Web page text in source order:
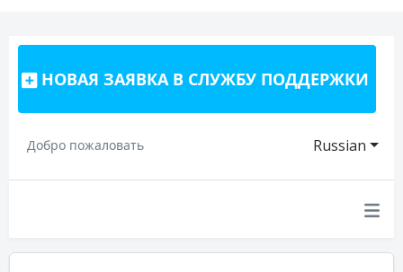
НОВАЯ ЗАЯВКА В СЛУЖБУ ПОДДЕРЖКИ
Russian
Добро пожаловать